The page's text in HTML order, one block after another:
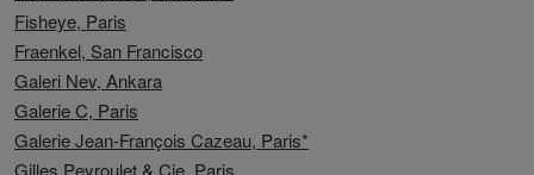
Fisheye, Paris
Fraenkel, San Francisco
Galeri Nev, Ankara
Galerie C, Paris
Galerie Jean-François Cazeau, Paris*
Gilles Peyroulet & Cie, Paris